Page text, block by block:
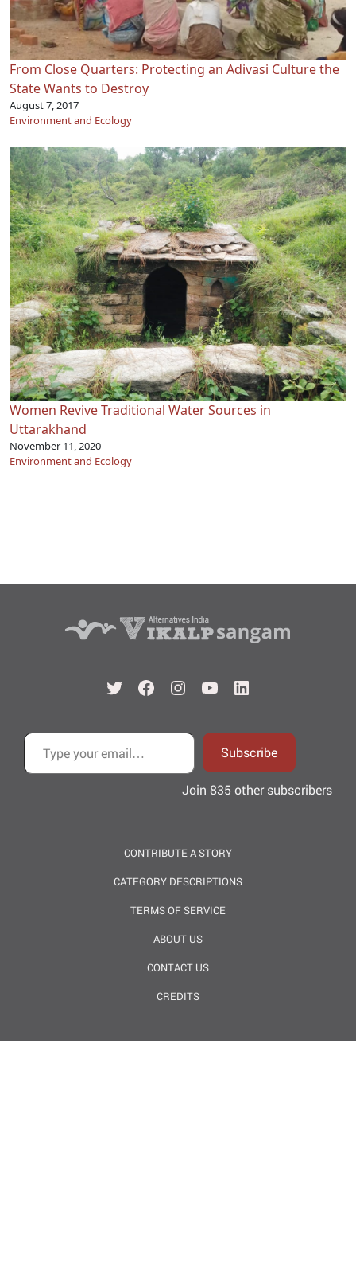
From Close Quarters: Protecting an Adivasi Culture the
State Wants to Destroy
August 7, 2017
Environment and Ecology
Women Revive Traditional Water Sources in
Uttarakhand
November 11, 2020
Environment and Ecology
TwitterFacebook
Instagram
YouTubeLinkedIn
Type your email…
Subscribe
Join 835 other subscribers
CONTRIBUTE A STORY
CATEGORY DESCRIPTIONS
TERMS OF SERVICE
ABOUT US
CONTACT US
CREDITS